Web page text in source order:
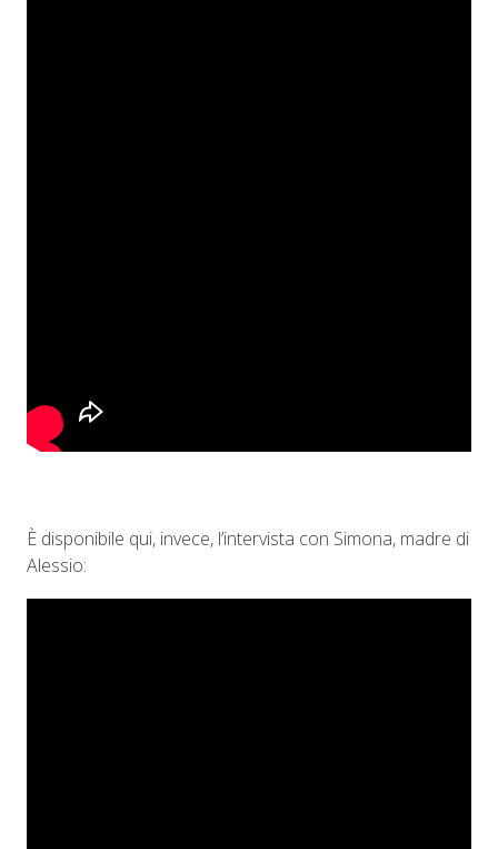
È disponibile qui, invece, l’intervista con Simona, madre di
Alessio: